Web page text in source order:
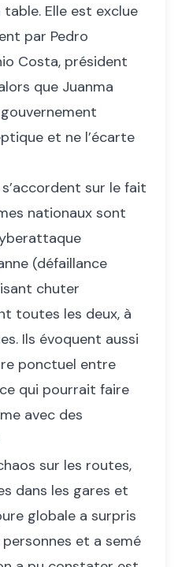
Elle est exclue
par Pedro
Costa, président
que Juanma
et ne l’écarte
sur le fait
nationaux sont
(défaillance
chuter
toutes les deux, à
Ils évoquent aussi
ponctuel entre
qui pourrait faire
avec des
sur les routes,
dans les gares et
globale a surpris
et a semé